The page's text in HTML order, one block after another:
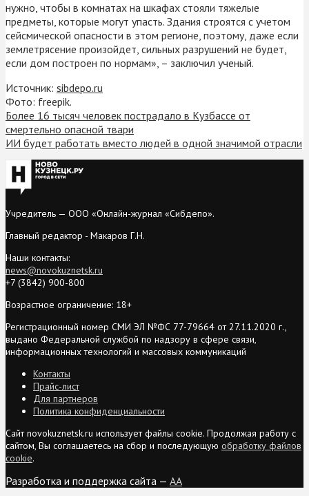
нужно, чтобы в комнатах на шкафах стояли тяжелые
предметы, которые могут упасть. Здания строятся с учетом
сейсмической опасности в этом регионе, поэтому, даже если
землетрясение произойдет, сильных разрушений не будет,
если дом построен по нормам», – заключил ученый.
Источник: sibdepo.ru
Фото: freepik.
Более 16 тысяч человек пострадало в Кузбассе от
смертельно опасной твари
ИИ будет работать вместо людей в одной значимой отрасли
Учредитель — ООО «Онлайн-журнал «Сибдепо».
Главный редактор - Макаров Г.Н.
Наши контакты:
news@novokuznetsk.ru
+7 (3842) 900-800
Возрастное ограничение: 18+
Регистрационный номер СМИ ЭЛ №ФС 77-79664 от 27.11.2020 г.,
выдано Федеральной службой по надзору в сфере связи,
информационных технологий и массовых коммуникаций
Контакты
Прайс-лист
Для партнеров
Политика конфиденциальности
Сайт novokuznetsk.ru использует файлы cookie. Продолжая работу с
сайтом, Вы соглашаетесь на сбор и последующую обработку файлов
cookie.
Разработка и поддержка сайта — AA